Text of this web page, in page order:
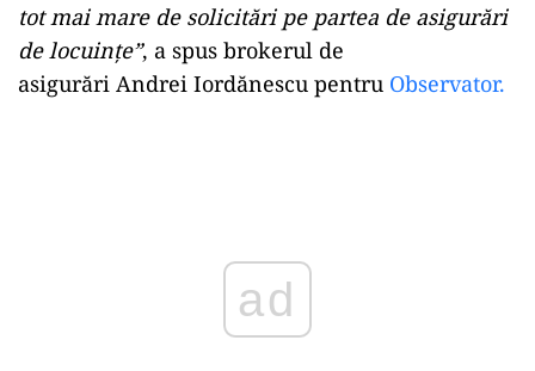
tot mai mare de solicitări pe partea de asigurări
de locuinţe”, a spus brokerul de
asigurări Andrei Iordănescu pentru Observator.